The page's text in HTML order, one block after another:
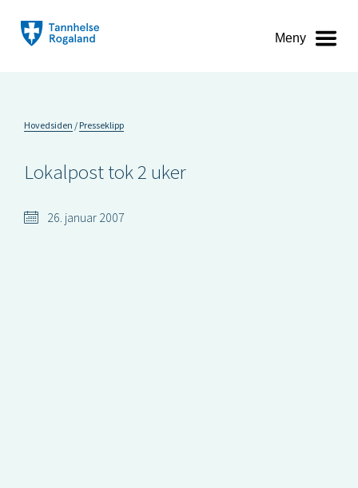
Meny
Hovedsiden Presseklipp
Lokalpost tok 2 uker
26. januar 2007